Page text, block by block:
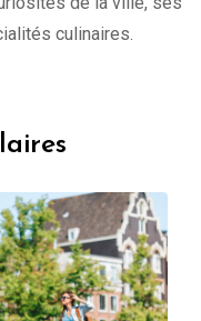
culinaires.